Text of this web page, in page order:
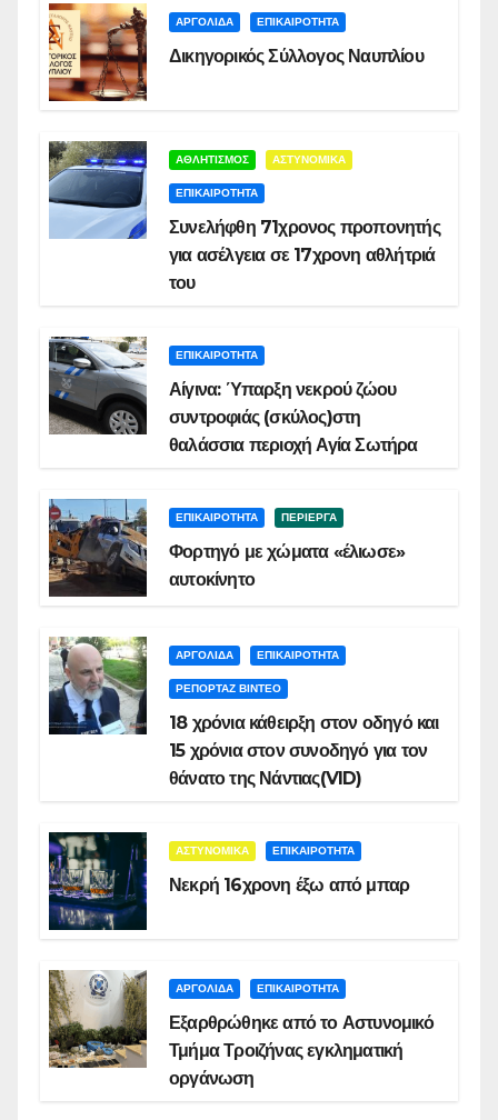
ΑΡΓΟΛΙΔΑ ΕΠΙΚΑΙΡΟΤΗΤΑ
Δικηγορικός Σύλλογος Ναυπλίου
ΑΘΛΗΤΙΣΜΟΣ ΑΣΤΥΝΟΜΙΚΑ
ΕΠΙΚΑΙΡΟΤΗΤΑ
Συνελήφθη 71χρονος προπονητής
για ασέλγεια σε 17χρονη αθλήτριά
του
ΕΠΙΚΑΙΡΟΤΗΤΑ
Αίγινα: Ύπαρξη νεκρού ζώου
συντροφιάς (σκύλος)στη
θαλάσσια περιοχή Αγία Σωτήρα
ΕΠΙΚΑΙΡΟΤΗΤΑ ΠΕΡΙΕΡΓΑ
Φορτηγό με χώματα «έλιωσε»
αυτοκίνητο
ΑΡΓΟΛΙΔΑ ΕΠΙΚΑΙΡΟΤΗΤΑ
ΡΕΠΟΡΤΑΖ ΒΙΝΤΕΟ
18 χρόνια κάθειρξη στον οδηγό και
15 χρόνια στον συνοδηγό για τον
θάνατο της Νάντιας(VID)
ΑΣΤΥΝΟΜΙΚΑ ΕΠΙΚΑΙΡΟΤΗΤΑ
Νεκρή 16χρονη έξω από μπαρ
ΑΡΓΟΛΙΔΑ ΕΠΙΚΑΙΡΟΤΗΤΑ
Εξαρθρώθηκε από το Αστυνομικό
Τμήμα Τροιζήνας εγκληματική
οργάνωση